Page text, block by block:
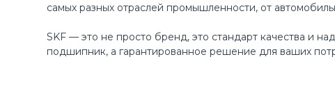
самых разных отраслей промышленности, от
SKF — это не просто бренд, это стандарт качества и
подшипник, а гарантированное решение для ваших